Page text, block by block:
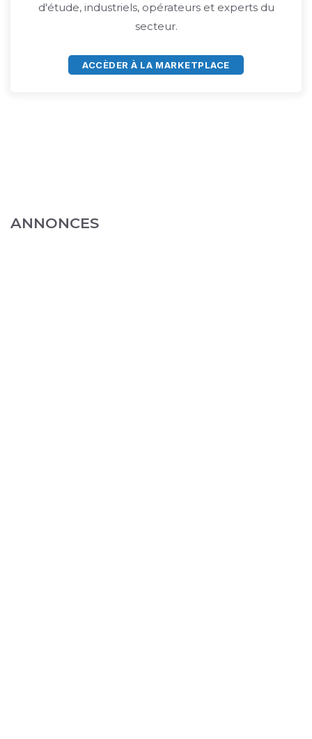
d'étude, industriels, opérateurs et experts du
secteur.
ACCÈDER À LA MARKETPLACE
ANNONCES